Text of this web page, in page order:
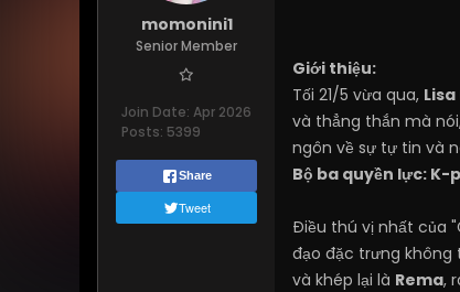
momonini1
Senior Member
Join Date: Apr 2026
Posts: 5399
Share
Tweet
Giới thiệu:
Tối 21/5 vừa qua,
và thẳng thắn mà
ngôn về sự tự tin và
Bộ ba quyền lực:
Điều thú vị nhất của
đạo đặc trưng không
và khép lại là Rema,